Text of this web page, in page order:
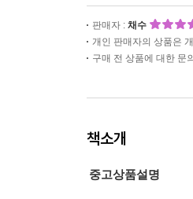
판매자 : 채수
개인 판매자의 상품은
구매 전 상품에 대한 문
책소개
중고상품설명